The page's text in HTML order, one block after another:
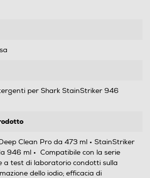
per Shark StainStriker 946
Clean Pro da 473 ml • StainStriker
946 ml • Compatibile con la serie
a test di laboratorio condotti sulla
dello iodio; efficacia di